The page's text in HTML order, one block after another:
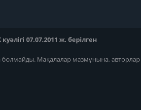
07.07.2011 ж. берілген
болмайды. Мақалалар мазмұнына,